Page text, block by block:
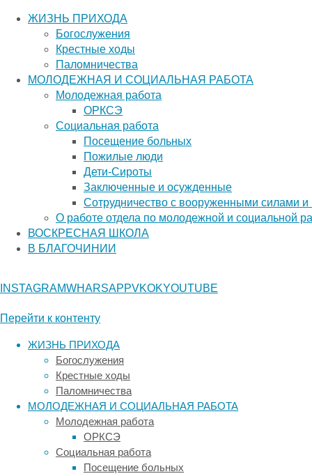
ЖИЗНЬ ПРИХОДА
Богослужения
Крестные ходы
Паломничества
МОЛОДЕЖНАЯ И СОЦИАЛЬНАЯ РАБОТА
Молодежная работа
ОРКСЭ
Социальная работа
Посещение больных
Пожилые люди
Дети-Сироты
Заключенные и осужденные
Сотрудничество с вооруженными силами
О работе отдела по молодежной и социальной
ВОСКРЕСНАЯ ШКОЛА
В БЛАГОЧИНИИ
INSTAGRAMWHARSAPPVKOKYOUTUBE
Перейти к контенту
ЖИЗНЬ ПРИХОДА
Богослужения
Крестные ходы
Паломничества
МОЛОДЕЖНАЯ И СОЦИАЛЬНАЯ РАБОТА
Молодежная работа
ОРКСЭ
Социальная работа
Посещение больных
осужденные"
Рубрика:
Заключенные и
осужденные